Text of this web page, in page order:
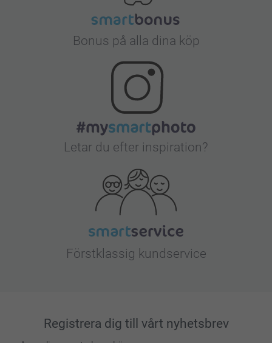
Bonus på alla dina köp
Letar du efter inspiration?
Förstklassig kundservice
Registrera dig till vårt nyhetsbrev